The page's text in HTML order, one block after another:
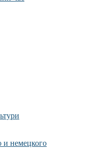
и немецкого